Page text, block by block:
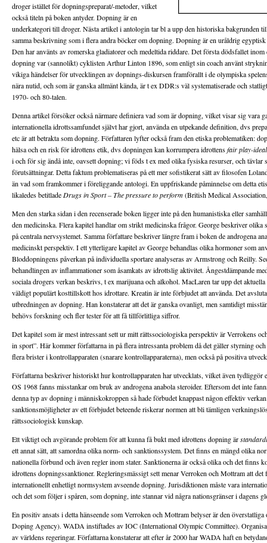
droger istället för dopningspreparat/-metoder, vilket
också titeln på boken antyder. Dopning är en
underkategori till droger. Nästa artikel i antologin tar bl a upp den historiska bakgrunden
samma beskrivning som i flera andra böcker om dopning. Dopning är en uråldrig
Den har använts av romerska gladiatorer och medeltida riddare. Det första dödsfallet
dopning var (sannolikt) cyklisten Arthur Linton 1896, som enligt sin coach använt
vikiga händelser för utvecklingen av dopnings-diskursen framförallt i de olympiska
nära nutid, och som är ganska allmänt kända, är t ex DDR:s väl systematiserade och
1970- och 80-talen.
Denna artikel försöker också närmare definiera vad som är dopning, vilket visar sig vara
internationella idrottssamfundet självt har gjort, använda en utpekande definition, dvs
etc är att betrakta som dopning. Författaren lyfter också fram den etiska problematiken:
hälsa och en risk för idrottens etik, dvs dopningen kan korrumpera idrottensfair play-
i och för sig ändå inte, oavsett dopning; vi föds t ex med olika fysiska resurser, och tävlar
förutsättningar. Detta faktum problematiseras på ett mer sofistikerat sätt av filosofen
än vad som framkommer i föreliggande antologi. En uppfriskande påminnelse om detta
likaledes betitlade Drugs in Sport – The pressure to perform(British Medical
Men den starka sidan i den recenserade boken ligger inte på den humanistiska eller
den medicinska. Flera kapitel handlar om strikt medicinska frågor. George beskriver olika
på centrala nervsystemet. Samma författare beskriver längre fram i boken de androgena
medicinskt perspektiv. I ett ytterligare kapitel av George behandlas olika hormoner som
Bloddopningens påverkan på individuella sportare analyseras av Armstrong och Reilly.
behandlingen av inflammationer som åsamkats av idrottslig aktivitet. Ångestdämpande
sociala drogers verkan beskrivs, t ex marijuana och alkohol. MacLaren tar upp det
väldigt populärt kosttillskott hos idrottare. Kreatin är inte förbjudet att använda. Det
utbredningen av dopning. Han konstaterar att det är ganska ovanligt, men samtidigt
behövs forskning och fler tester för att få tillförlitliga siffror.
Det kapitel som är mest intressant sett ur mitt rättssociologiska perspektiv är Verrokens
in sport”. Här kommer författarna in på flera intressanta problem då det gäller styrning
flera brister i kontrollapparaten (snarare kontrollapparaterna), men också på positiva
Författarna beskriver historiskt hur kontrollapparaten har utvecklats, vilket även tydliggör
OS 1968 fanns misstankar om bruk av androgena anabola steroider. Eftersom det inte
denna typ av dopning i människokroppen så hade förbudet knappast någon effektiv
sanktionsmöjligheter av ett förbjudet beteende riskerar normen att bli tämligen
rättssociologisk kunskap.
Ett viktigt och avgörande problem för att kunna få bukt med idrottens dopning är
ett annat sätt, att samordna olika norm- och sanktionssystem. Det finns en mängd olika
nationella förbund och även regler inom stater. Sanktionerna är också olika och det finns
idrottens dopningssanktioner. Regleringsmässigt sett menar Verroken och Mottram att det
internationellt enhetligt normsystem avseende dopning. Jurisdiktionen måste vara
och det som följer i spåren, som dopning, inte stannar vid några nationsgränser i dagens
En positiv ansats i detta hänseende som Verroken och Mottram belyser är den
Doping Agency). WADA instiftades av IOC (International Olympic Committee).
av världens regeringar. Författarna konstaterar att efter år 2000 har WADA haft en